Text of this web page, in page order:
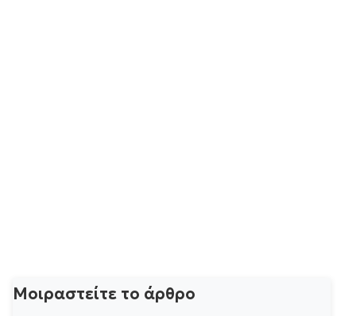
Μοιραστείτε το άρθρο